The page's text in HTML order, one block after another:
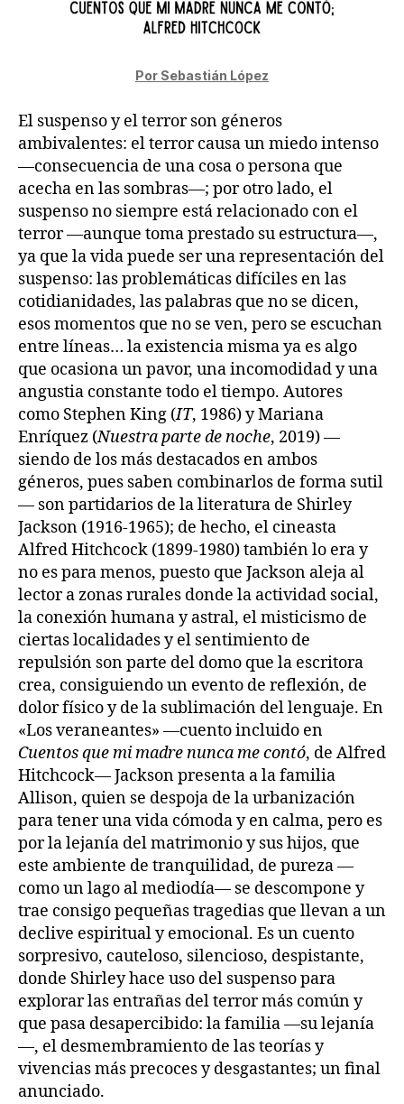
Por Sebastián López
El suspenso y el terror son géneros
ambivalentes: el terror causa un miedo intenso
—consecuencia de una cosa o persona que
acecha en las sombras—; por otro lado, el
suspenso no siempre está relacionado con el
terror —aunque toma prestado su estructura—,
ya que la vida puede ser una representación del
suspenso: las problemáticas difíciles en las
cotidianidades, las palabras que no se dicen,
esos momentos que no se ven, pero se escuchan
entre líneas… la existencia misma ya es algo
que ocasiona un pavor, una incomodidad y una
angustia constante todo el tiempo. Autores
como Stephen King (IT, 1986) y Mariana
Enríquez (Nuestra parte de noche, 2019) —
siendo de los más destacados en ambos
géneros, pues saben combinarlos de forma sutil
— son partidarios de la literatura de Shirley
Jackson (1916-1965); de hecho, el cineasta
Alfred Hitchcock (1899-1980) también lo era y
no es para menos, puesto que Jackson aleja al
lector a zonas rurales donde la actividad social,
la conexión humana y astral, el misticismo de
ciertas localidades y el sentimiento de
repulsión son parte del domo que la escritora
crea, consiguiendo un evento de reflexión, de
dolor físico y de la sublimación del lenguaje. En
«Los veraneantes» —cuento incluido en
Cuentos que mi madre nunca me contó, de Alfred
Hitchcock— Jackson presenta a la familia
Allison, quien se despoja de la urbanización
para tener una vida cómoda y en calma, pero es
por la lejanía del matrimonio y sus hijos, que
este ambiente de tranquilidad, de pureza —
como un lago al mediodía— se descompone y
trae consigo pequeñas tragedias que llevan a un
declive espiritual y emocional. Es un cuento
sorpresivo, cauteloso, silencioso, despistante,
donde Shirley hace uso del suspenso para
explorar las entrañas del terror más común y
que pasa desapercibido: la familia —su lejanía
—, el desmembramiento de las teorías y
vivencias más precoces y desgastantes; un final
anunciado.